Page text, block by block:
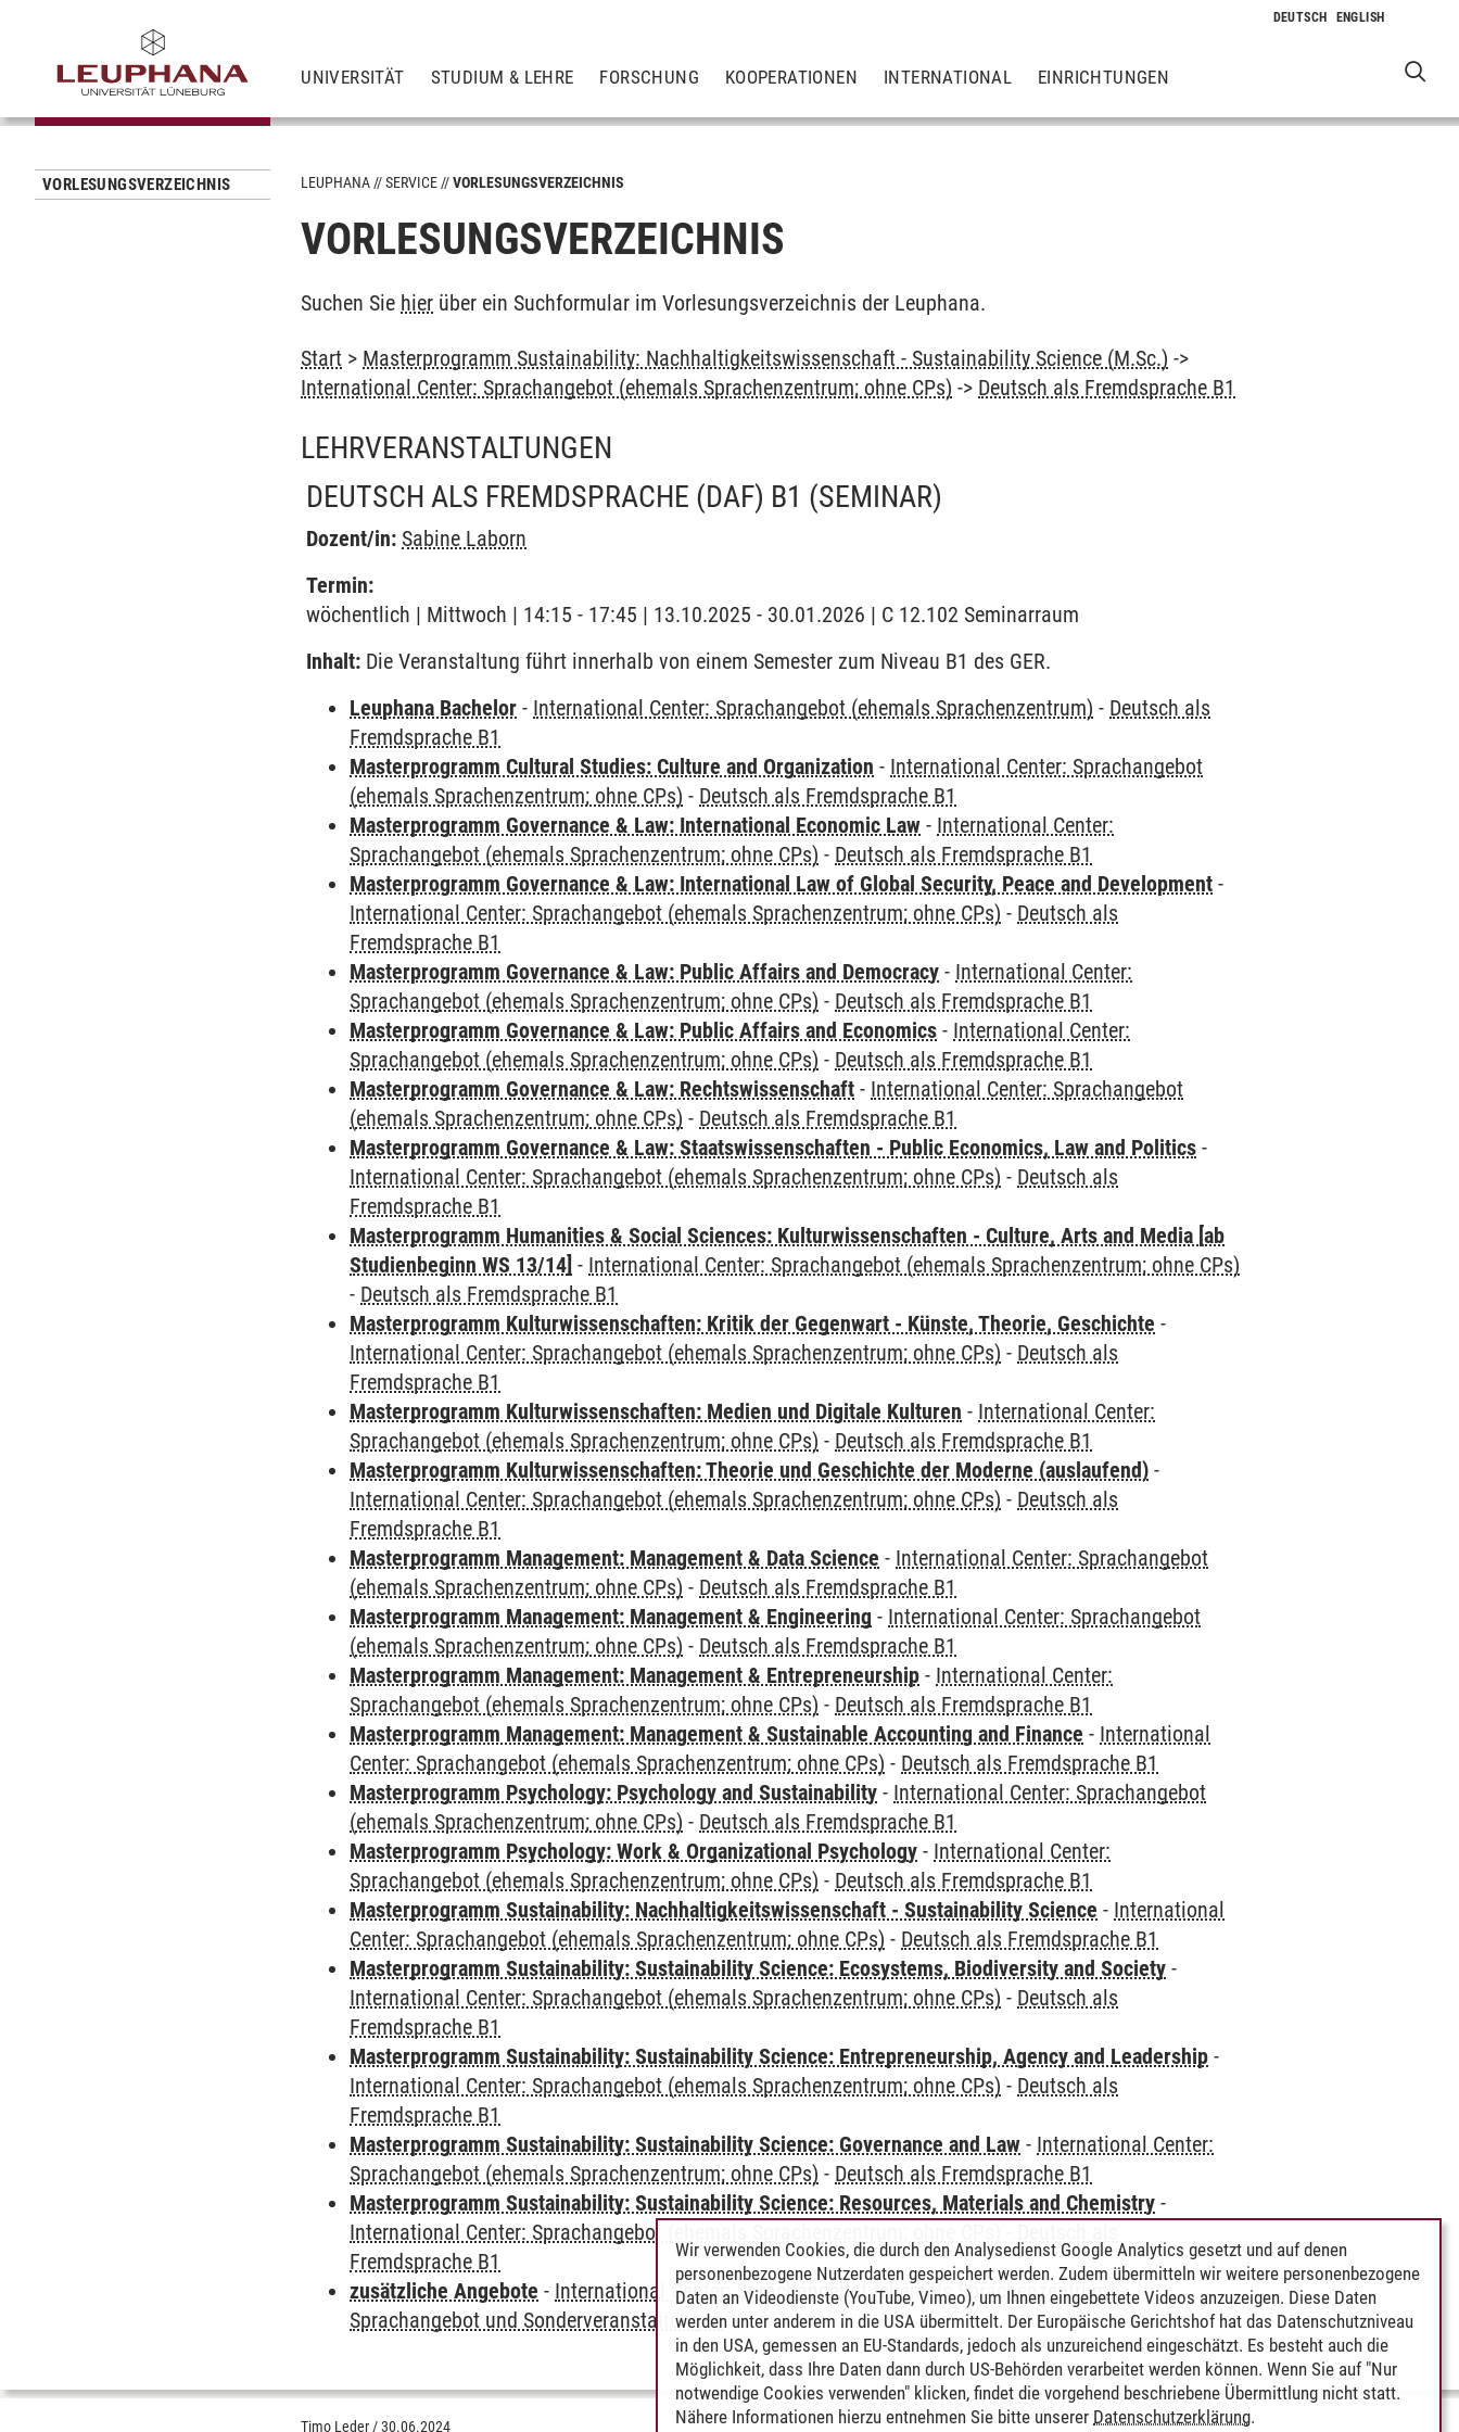
UNIVERSITÄT STUDIUM & LEHRE FORSCHUNG KOOPERATIONEN INTERNATIONAL EINRICHTUNGEN
VORLESUNGSVERZEICHNIS LEUPHANA SERVICE VORLESUNGSVERZEICHNIS
VORLESUNGSVERZEICHNIS
Suchen Sie hier über ein Suchformular im Vorlesungsverzeichnis der Leuphana.
Start > Masterprogramm Sustainability: Nachhaltigkeitswissenschaft - Sustainability Science (M.Sc.) ->
International Center: Sprachangebot (ehemals Sprachenzentrum; ohne CPs) -> Deutsch als Fremdsprache B1
LEHRVERANSTALTUNGEN
DEUTSCH ALS FREMDSPRACHE (DAF) B1 (SEMINAR)
Dozent/in: Sabine Laborn
Termin:
wöchentlich | Mittwoch | 14:15 - 17:45 | 13.10.2025 - 30.01.2026 | C 12.102 Seminarraum
Inhalt: Die Veranstaltung führt innerhalb von einem Semester zum Niveau B1 des GER.
Leuphana Bachelor - International Center: Sprachangebot (ehemals Sprachenzentrum) - Deutsch als
Fremdsprache B1
Masterprogramm Cultural Studies: Culture and Organization - International Center: Sprachangebot
(ehemals Sprachenzentrum; ohne CPs) - Deutsch als Fremdsprache B1
Masterprogramm Governance & Law: International Economic Law - International Center:
Sprachangebot (ehemals Sprachenzentrum; ohne CPs) - Deutsch als Fremdsprache B1
Masterprogramm Governance & Law: International Law of Global Security, Peace and Development -
International Center: Sprachangebot (ehemals Sprachenzentrum; ohne CPs) - Deutsch als
Fremdsprache B1
Masterprogramm Governance & Law: Public Affairs and Democracy - International Center:
Sprachangebot (ehemals Sprachenzentrum; ohne CPs) - Deutsch als Fremdsprache B1
Masterprogramm Governance & Law: Public Affairs and Economics - International Center:
Sprachangebot (ehemals Sprachenzentrum; ohne CPs) - Deutsch als Fremdsprache B1
Masterprogramm Governance & Law: Rechtswissenschaft - International Center: Sprachangebot
(ehemals Sprachenzentrum; ohne CPs) - Deutsch als Fremdsprache B1
Masterprogramm Governance & Law: Staatswissenschaften - Public Economics, Law and Politics -
International Center: Sprachangebot (ehemals Sprachenzentrum; ohne CPs) - Deutsch als
Fremdsprache B1
Masterprogramm Humanities & Social Sciences: Kulturwissenschaften - Culture, Arts and Media [ab
Studienbeginn WS 13/14] - International Center: Sprachangebot (ehemals Sprachenzentrum; ohne CPs)
- Deutsch als Fremdsprache B1
Masterprogramm Kulturwissenschaften: Kritik der Gegenwart - Künste, Theorie, Geschichte -
International Center: Sprachangebot (ehemals Sprachenzentrum; ohne CPs) - Deutsch als
Fremdsprache B1
Masterprogramm Kulturwissenschaften: Medien und Digitale Kulturen - International Center:
Sprachangebot (ehemals Sprachenzentrum; ohne CPs) - Deutsch als Fremdsprache B1
Masterprogramm Kulturwissenschaften: Theorie und Geschichte der Moderne (auslaufend) -
International Center: Sprachangebot (ehemals Sprachenzentrum; ohne CPs) - Deutsch als
Fremdsprache B1
Masterprogramm Management: Management & Data Science - International Center: Sprachangebot
(ehemals Sprachenzentrum; ohne CPs) - Deutsch als Fremdsprache B1
Masterprogramm Management: Management & Engineering - International Center: Sprachangebot
(ehemals Sprachenzentrum; ohne CPs) - Deutsch als Fremdsprache B1
Masterprogramm Management: Management & Entrepreneurship - International Center:
Sprachangebot (ehemals Sprachenzentrum; ohne CPs) - Deutsch als Fremdsprache B1
Masterprogramm Management: Management & Sustainable Accounting and Finance - International
Center: Sprachangebot (ehemals Sprachenzentrum; ohne CPs) - Deutsch als Fremdsprache B1
Masterprogramm Psychology: Psychology and Sustainability - International Center: Sprachangebot
(ehemals Sprachenzentrum; ohne CPs) - Deutsch als Fremdsprache B1
Masterprogramm Psychology: Work & Organizational Psychology - International Center:
Sprachangebot (ehemals Sprachenzentrum; ohne CPs) - Deutsch als Fremdsprache B1
Masterprogramm Sustainability: Nachhaltigkeitswissenschaft - Sustainability Science - International
Center: Sprachangebot (ehemals Sprachenzentrum; ohne CPs) - Deutsch als Fremdsprache B1
Masterprogramm Sustainability: Sustainability Science: Ecosystems, Biodiversity and Society -
International Center: Sprachangebot (ehemals Sprachenzentrum; ohne CPs) - Deutsch als
Fremdsprache B1
Masterprogramm Sustainability: Sustainability Science: Entrepreneurship, Agency and Leadership -
International Center: Sprachangebot (ehemals Sprachenzentrum; ohne CPs) - Deutsch als
Fremdsprache B1
Masterprogramm Sustainability: Sustainability Science: Governance and Law - International Center:
Sprachangebot (ehemals Sprachenzentrum; ohne CPs) - Deutsch als Fremdsprache B1
Masterprogramm Sustainability: Sustainability Science: Resources, Materials and Chemistry -
International Center: Sprachangebot (ehemals Sprachenzentrum; ohne CPs)
Fremdsprache B1
zusätzliche Angebote - International Center: Sprachangebot (ehemals Sprachenzentrum)-
Sprachangebot und Sonderveranstaltungen
Timo Leder /30.06.2024
Wir verwenden Cookies, die durch den Analysedienst Google Analytics gesetzt und auf denen
personenbezogene Nutzerdaten gespeichert werden. Zudem übermitteln wir weitere personenbezogene
Daten an Videodienste (YouTube, Vimeo), um Ihnen eingebettete Videos anzuzeigen. Diese Daten
werden unter anderem in die USA übermittelt. Der Europäische Gerichtshof hat das Datenschutzniveau
in den USA, gemessen an EU-Standards, jedoch als unzureichend eingeschätzt. Es besteht auch die
Möglichkeit, dass Ihre Daten dann durch US-Behörden verarbeitet werden können. Wenn Sie auf "Nur
notwendige Cookies verwenden" klicken, findet die vorgehend beschriebene Übermittlung nicht statt.
Nähere Informationen hierzu entnehmen Sie bitte unserer Datenschutzerklärung.